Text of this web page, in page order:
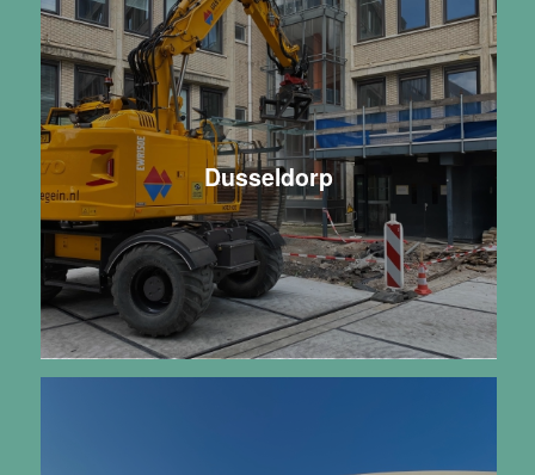
Dusseldorp